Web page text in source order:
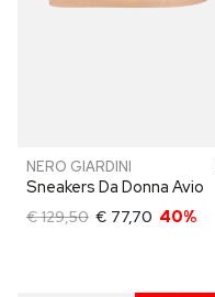
NERO GIARDINI
Sneakers Da Donna Avio
€ 129,50 € 77,70 40%